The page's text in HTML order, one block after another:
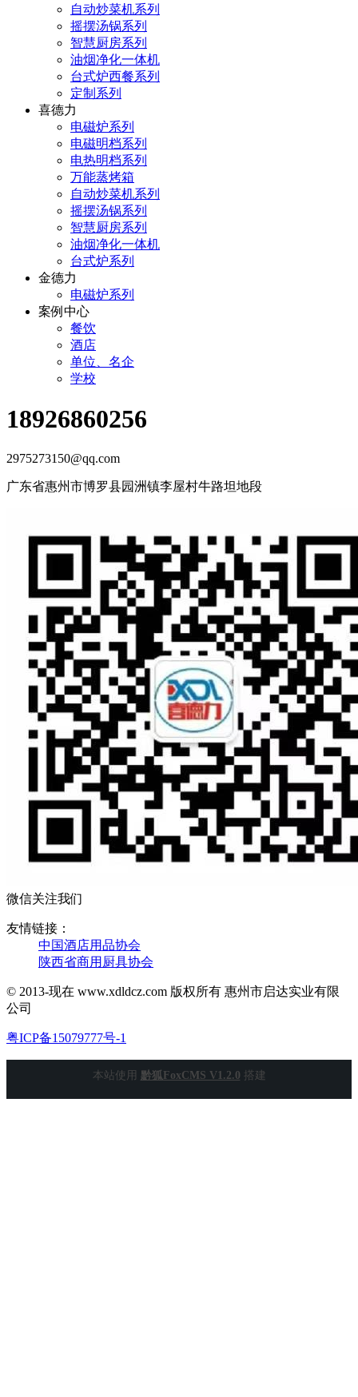
自动炒菜机系列
摇摆汤锅系列
智慧厨房系列
油烟净化一体机
台式炉西餐系列
定制系列
喜德力
电磁炉系列
电磁明档系列
电热明档系列
万能蒸烤箱
自动炒菜机系列
摇摆汤锅系列
智慧厨房系列
油烟净化一体机
台式炉系列
金德力
电磁炉系列
案例中心
餐饮
酒店
单位、名企
学校
18926860256
2975273150@qq.com
广东省惠州市博罗县园洲镇李屋村牛路坦地段
微信关注我们
友情链接：
中国酒店用品协会
陕西省商用厨具协会
© 2013-现在 www.xdldcz.com 版权所有 惠州市启达实业有限
公司
粤ICP备15079777号-1
本站使用 黔狐FoxCMS V1.2.0 搭建